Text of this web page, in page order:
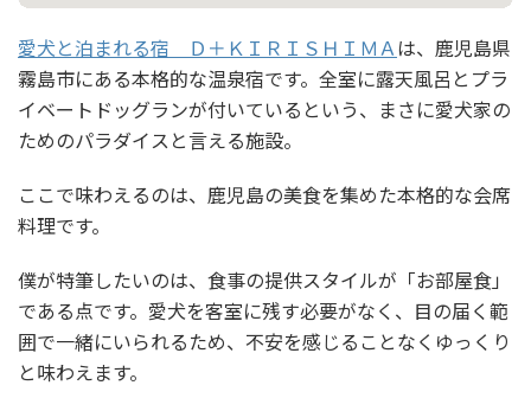
愛犬と泊まれる宿 Ｄ＋ＫＩＲＩＳＨＩＭＡは、鹿児島県
霧島市にある本格的な温泉宿です。全室に露天風呂とプラ
イベートドッグランが付いているという、まさに愛犬家の
ためのパラダイスと言える施設。
ここで味わえるのは、鹿児島の美食を集めた本格的な会席
料理です。
僕が特筆したいのは、食事の提供スタイルが「お部屋食」
である点です。愛犬を客室に残す必要がなく、目の届く範
囲で一緒にいられるため、不安を感じることなくゆっくり
と味わえます。